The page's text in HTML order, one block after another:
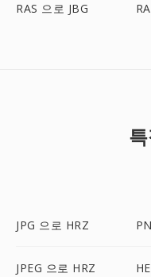
RAS 으로 JBG
JPG 으로 HRZ
JPEG 으로 HRZ